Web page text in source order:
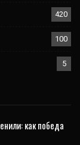
420
100
5
как победа